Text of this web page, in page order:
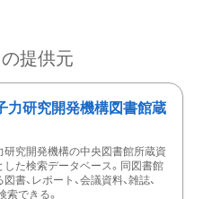
提供元
力研究開発機構図書館蔵
研究開発機構の中央図書館所蔵資
した検索データベース。同図書館
書、レポート、会議資料、雑誌、
索できる。